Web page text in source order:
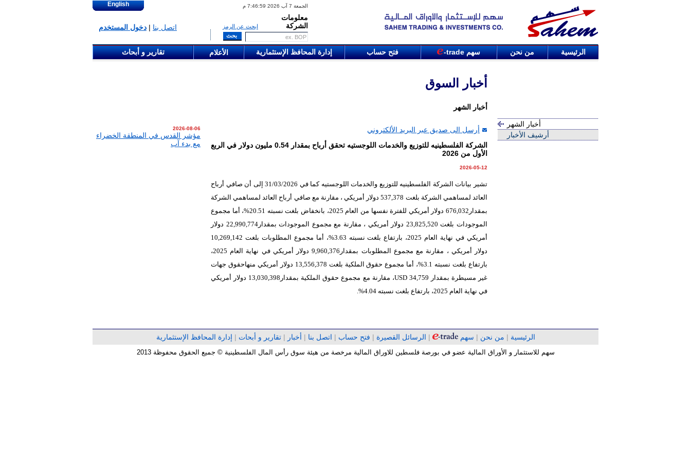
الجمعة 7 آب 2026 7:46:59 م
معلومات
الشركة
ابحث عن الرمز
English
اتصل بنا | دخول المستخدم
الرئيسية من نحن سهم-trade فتح حساب إدارة المحافظ الإستثمارية الأعلام تقارير و أبحاث
أخبار السوق
أخبار الشهر
أخبار الشهر
أرشيف الأخبار
أرسل الى صديق عبر البريد الألكتروني
الشركة الفلسطينيه للتوزيع والخدمات اللوجستيه تحقق أرباح بمقدار 0.54 مليون دولار في الربع
الأول من 2026
2026-05-12
تشير بيانات الشركة الفلسطينيه للتوزيع والخدمات اللوجستيه
كما في 31/03/2026 إلى أن صافي أرباح
العائد لمساهمي الشركة بلغت 537,378 دولار أمريكي ، مقارنة مع صافي أرباح العائد لمساهمي الشركة
بمقدار676,032 دولار أمريكي للفترة نفسها من العام 2025، بانخفاض بلغت نسبته 20.51%، أما مجموع
الموجودات بلغت 23,825,520 دولار أمريكي ، مقارنة مع مجموع الموجودات بمقدار22,990,774 دولار
أمريكي في نهاية العام 2025، بارتفاع بلغت نسبته 3.63%، أما مجموع المطلوبات بلغت 10,269,142
دولار أمريكي ، مقارنة مع مجموع المطلوبات بمقدار9,960,376 دولار أمريكي في نهاية العام 2025،
بارتفاع بلغت نسبته 3.1%، أما مجموع حقوق الملكية بلغت 13,556,378 دولار أمريكي منهاحقوق جهات
غير مسيطرة بمقدار 34,759
USD
، مقارنة مع مجموع حقوق الملكية بمقدار13,030,398 دولار أمريكي
في نهاية العام 2025، بارتفاع بلغت نسبته 4.04%
.
2026-08-06
مؤشر القدس في المنطقة الخضراء
مع بدء آب
الرئيسية | من نحن | سهم | الرسائل القصيرة | فتح حساب | اتصل بنا | أخبار |تقارير و أبحات | إدارة المحافظ الإستثمارية
سهم للاستثمار و الأوراق المالية عضو في بورصة فلسطين للاوراق المالية مرخصة من هيئة سوق رأس المال الفلسطينية © جميع الحقوق محفوظة 2013